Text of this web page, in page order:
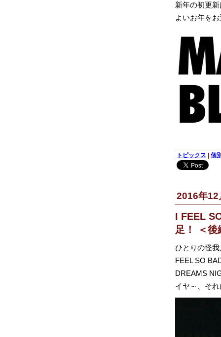
新年の初更
よいお年を
トピックス | 個
2016年12
I FEEL
足！ ＜後
ひとりの怪
FEEL SO
DREAMS
イヤ～、そ